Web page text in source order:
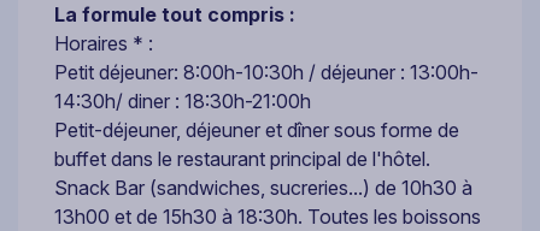
La formule tout compris :
Horaires * :
Petit déjeuner: 8:00h-10:30h / déjeuner : 13:00h-
14:30h/ diner : 18:30h-21:00h
Petit-déjeuner, déjeuner et dîner sous forme de
buffet dans le restaurant principal de l'hôtel.
Snack Bar (sandwiches, sucreries...) de 10h30 à
13h00 et de 15h30 à 18:30h. Toutes les boissons